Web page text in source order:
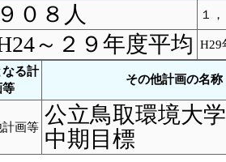
９０８人 １
～２９年度平均 H29
る計
等
その他計画の名称
画等 公立鳥取環境大
中期目標